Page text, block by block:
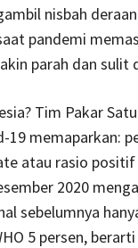
nisbah
pandemi
parah dan sulit
Tim Pakar
19 memaparkan:
atau rasio
2020
sebelumnya
5 persen,